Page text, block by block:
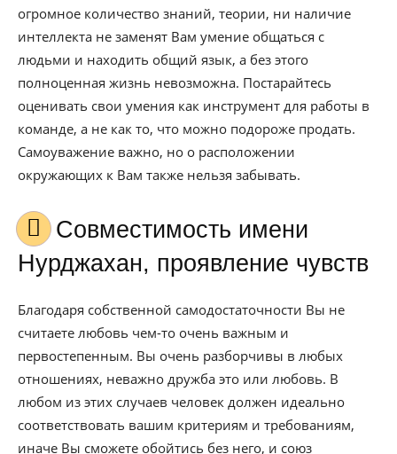
огромное количество знаний, теории, ни наличие
интеллекта не заменят Вам умение общаться с
людьми и находить общий язык, а без этого
полноценная жизнь невозможна. Постарайтесь
оценивать свои умения как инструмент для работы в
команде, а не как то, что можно подороже продать.
Самоуважение важно, но о расположении
окружающих к Вам также нельзя забывать.
Совместимость имени
Нурджахан, проявление чувств
Благодаря собственной самодостаточности Вы не
считаете любовь чем-то очень важным и
первостепенным. Вы очень разборчивы в любых
отношениях, неважно дружба это или любовь. В
любом из этих случаев человек должен идеально
соответствовать вашим критериям и требованиям,
иначе Вы сможете обойтись без него, и союз